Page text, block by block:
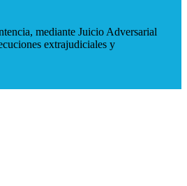
mediante Juicio Adversarial
extrajudiciales y